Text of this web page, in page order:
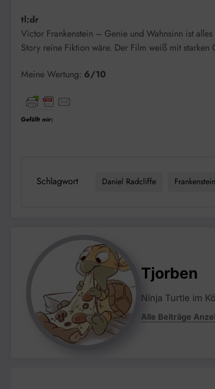
tl:dr
Victor Frankenstein – Genie und Wahnsinn ist
Story reine Fiktion wäre. Der Film weiß mit
Meine Wertung: 6/10
Gefällt mir:
Schlagwort Daniel Radcliffe Frankenstein
Tjorben
Ninja Turtle im
Alle Beiträge